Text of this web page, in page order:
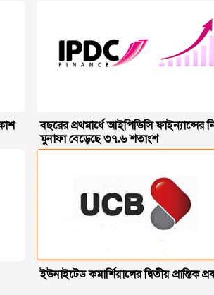
বছরের প্রথমার্ধে আইপিডিসি ফাইন্যান্সের
মুনাফা বেড়েছে ৩৭.৬ শতাংশ
ইউনাইটেড কমার্শিয়ালের দ্বিতীয় প্রান্তিক